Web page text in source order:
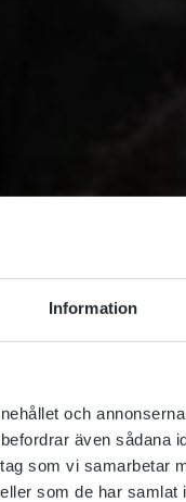
Information
och
även sådana
som vi samarbetar
som de har